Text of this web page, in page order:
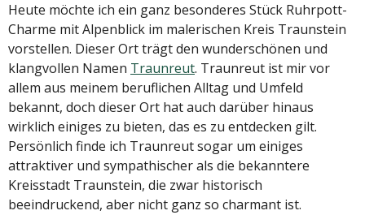
Heute möchte ich ein ganz besonderes Stück Ruhrpott-
Charme mit Alpenblick im malerischen Kreis Traunstein
vorstellen. Dieser Ort trägt den wunderschönen und
klangvollen Namen Traunreut. Traunreut ist mir vor
allem aus meinem beruflichen Alltag und Umfeld
bekannt, doch dieser Ort hat auch darüber hinaus
wirklich einiges zu bieten, das es zu entdecken gilt.
Persönlich finde ich Traunreut sogar um einiges
attraktiver und sympathischer als die bekanntere
Kreisstadt Traunstein, die zwar historisch
beeindruckend, aber nicht ganz so charmant ist.